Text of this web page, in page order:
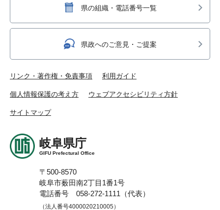
県の組織・電話番号一覧
県政へのご意見・ご提案
リンク・著作権・免責事項 利用ガイド
個人情報保護の考え方 ウェブアクセシビリティ方針
サイトマップ
岐阜県庁
GIFU Prefectural Office
〒500-8570
岐阜市薮田南2丁目1番1号
電話番号 058-272-1111（代表）
（法人番号4000020210005）